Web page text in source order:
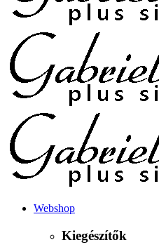
Webshop
Kiegészítők